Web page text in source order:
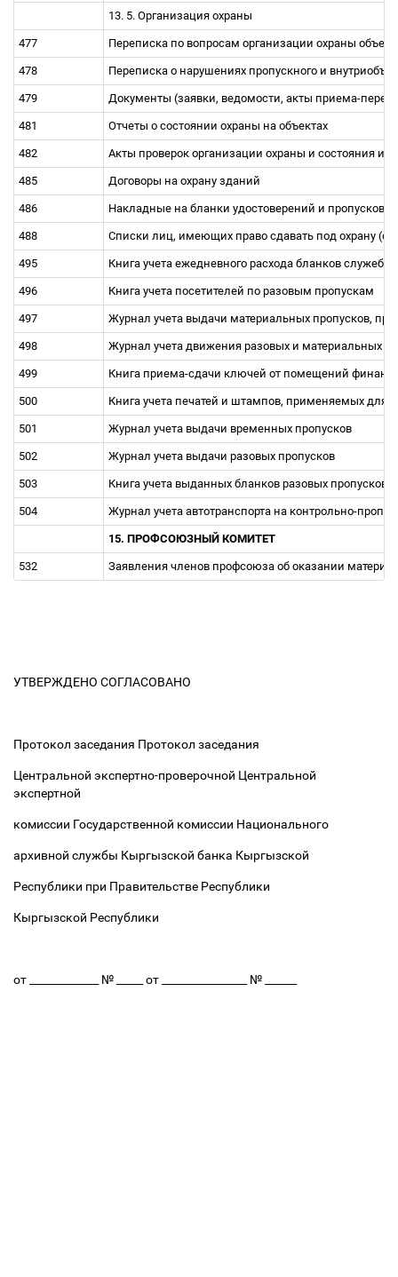
13. 5. Организация охраны
477 Переписка по вопросам организации охраны
478 Переписка о нарушениях пропускного и
479 Документы (заявки, ведомости, акты приема-
481 Отчеты о состоянии охраны на объектах
482 Акты проверок организации охраны и состояния
485 Договоры на охрану зданий
486 Накладные на бланки удостоверений и пропусков,
488 Списки лиц, имеющих право сдавать под охрану
495 Книга учета ежедневного расхода бланков
496 Книга учета посетителей по разовым пропускам
497 Журнал учета выдачи материальных пропусков,
498 Журнал учета движения разовых и материальных
499 Книга приема-сдачи ключей от помещений
500 Книга учета печатей и штампов, применяемых для
501 Журнал учета выдачи временных пропусков
502 Журнал учета выдачи разовых пропусков
503 Книга учета выданных бланков разовых
504 Журнал учета автотранспорта на контрольно-
15. ПРОФСОЮЗНЫЙ КОМИТЕТ
532 Заявления членов пpофсоюза об оказании
УТВЕРЖДЕНО СОГЛАСОВАНО
Протокол заседания Протокол заседания
Центральной экспертно-проверочной Центральной
экспертной
комиссии Государственной комиссии Национального
архивной службы Кыргызской банка Кыргызской
Республики при Правительстве Республики
Кыргызской Республики
от _____________ № _____ от ________________ № ______